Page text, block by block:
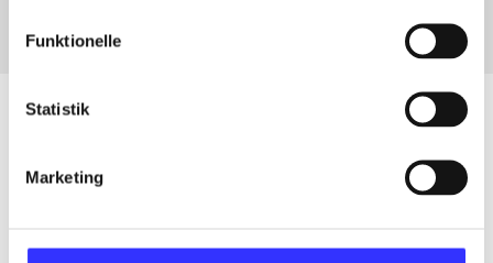
Funktionelle
Statistik
Marketing
Artikler